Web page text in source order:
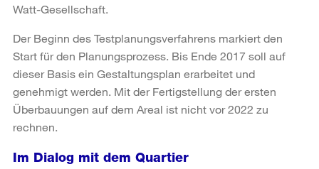
Watt-Gesellschaft.
Der Beginn des Testplanungsverfahrens markiert den
Start für den Planungsprozess. Bis Ende 2017 soll auf
dieser Basis ein Gestaltungsplan erarbeitet und
genehmigt werden. Mit der Fertigstellung der ersten
Überbauungen auf dem Areal ist nicht vor 2022 zu
rechnen.
Im Dialog mit dem Quartier